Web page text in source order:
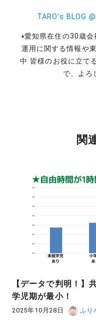
TARO's BLOG
▪️愛知県在住の30歳
運用に関する情報や
中 皆様のお役に立て
で、よ
関
【データで判明！】
学児期が最小！
2025年10月28日 ふり